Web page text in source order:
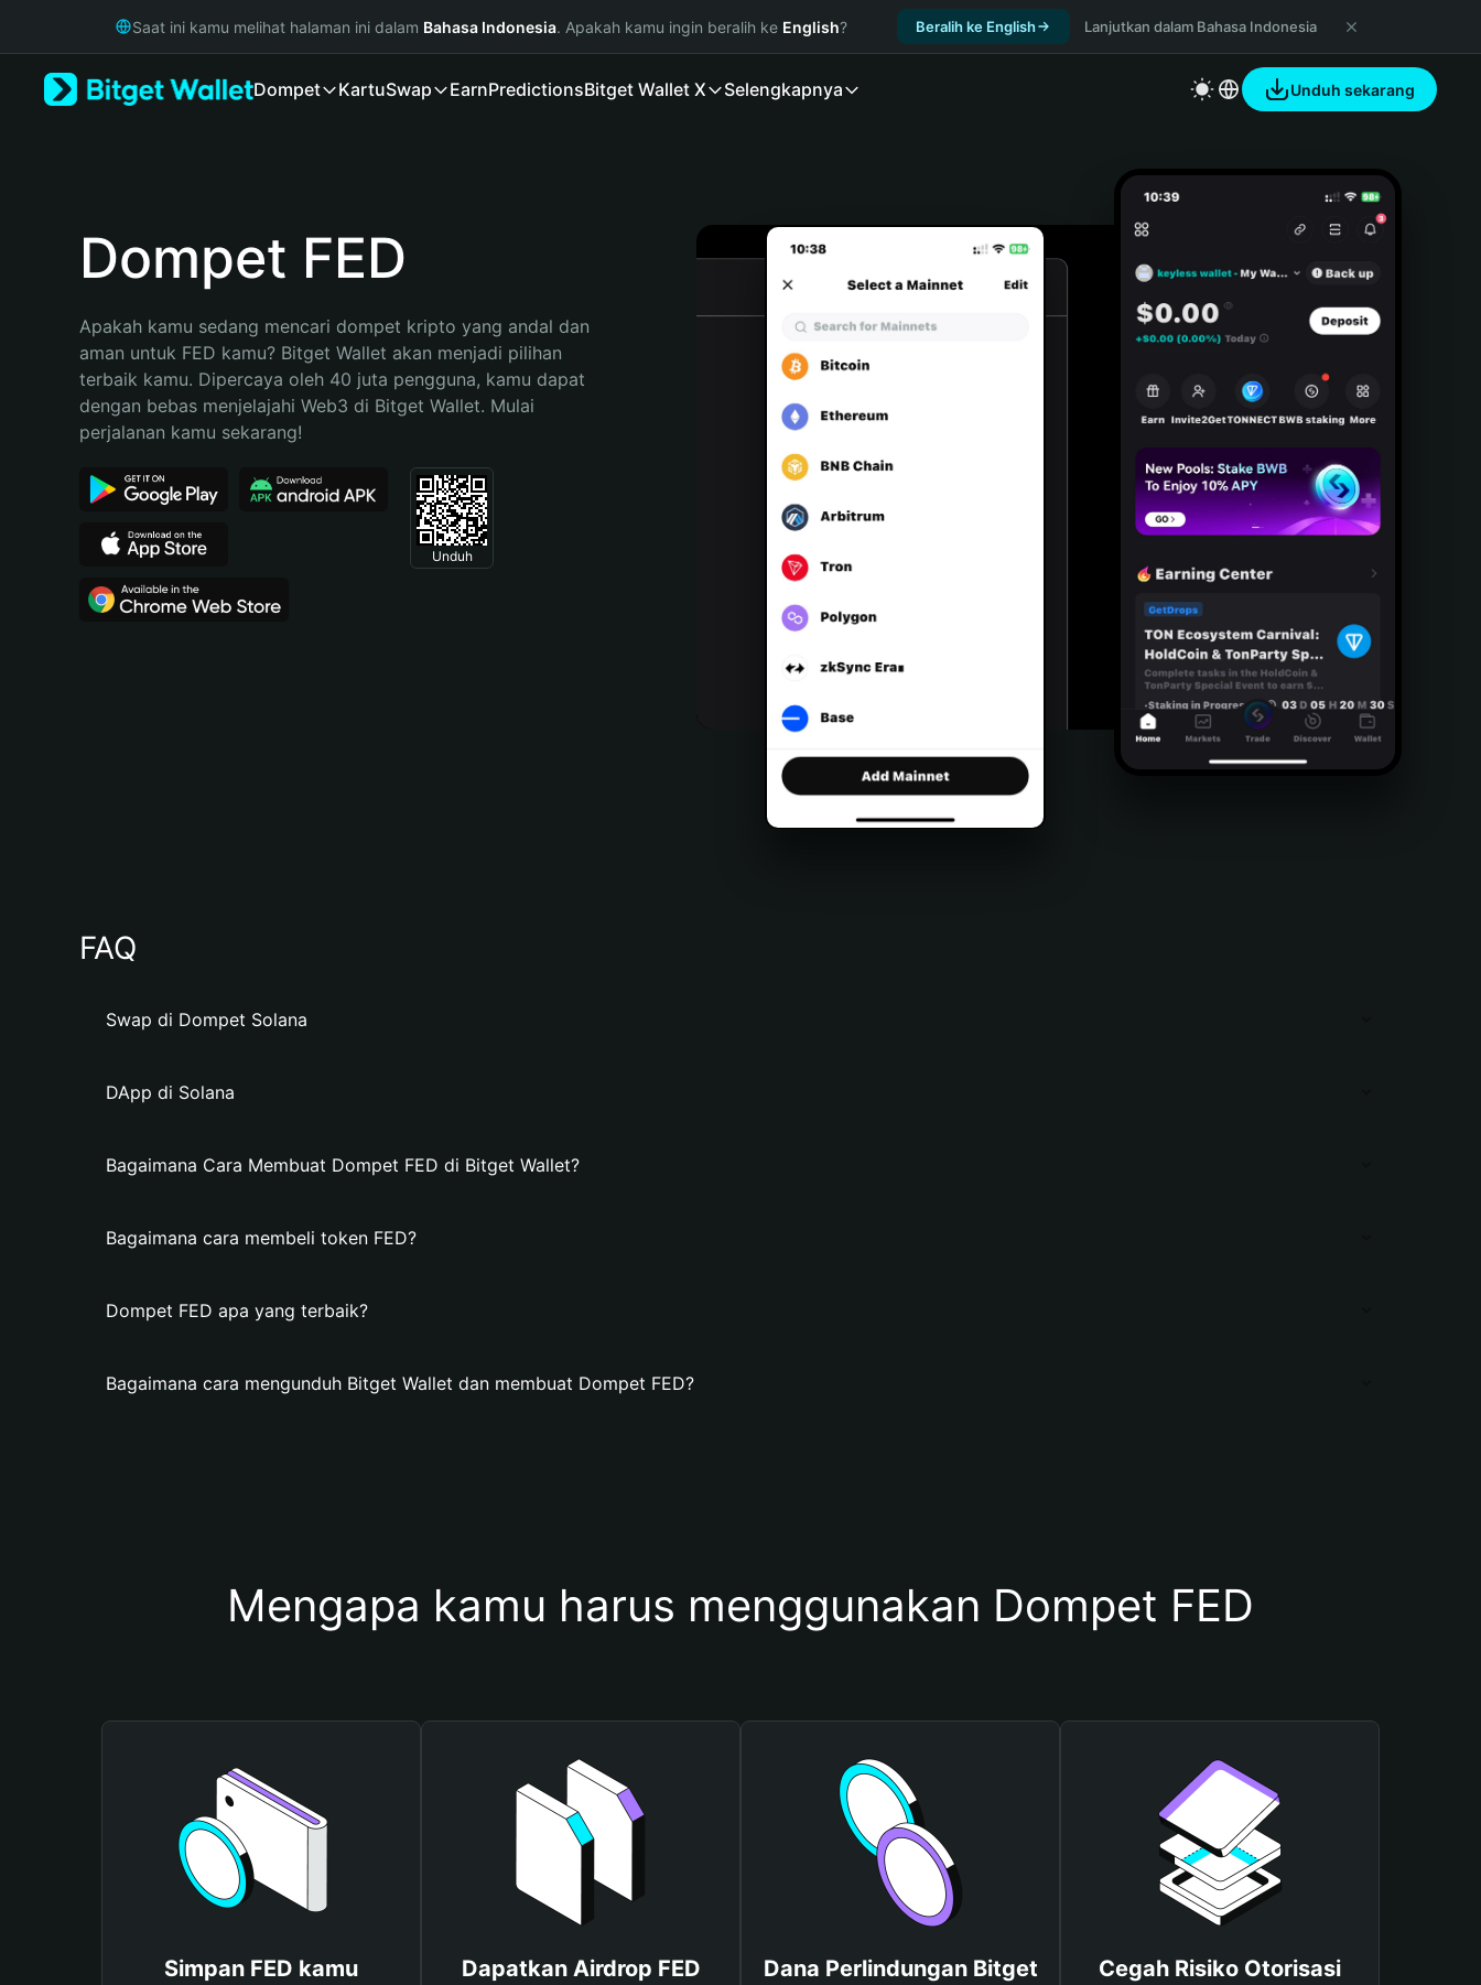
Русский
Bahasa Indonesia
Español (Argentina)
Saat ini kamu melihat halaman ini dalam Bahasa Indonesia. Apakah kamu ingin beralih ke English? Beralih ke English Lanjutkan dalam Bahasa Indonesia
Dompet KartuSwap EarnPredictionsBitget Wallet X Selengkapnya Unduh sekarang
Dompet FED
Apakah kamu sedang mencari dompet kripto yang andal dan
aman untuk FED kamu? Bitget Wallet akan menjadi pilihan
terbaik kamu. Dipercaya oleh 40 juta pengguna, kamu dapat
dengan bebas menjelajahi Web3 di Bitget Wallet. Mulai
perjalanan kamu sekarang!
Unduh
FAQ
Swap di Dompet Solana
DApp di Solana
Bagaimana Cara Membuat Dompet FED di Bitget Wallet?
Bagaimana cara membeli token FED?
Dompet FED apa yang terbaik?
Bagaimana cara mengunduh Bitget Wallet dan membuat Dompet FED?
Mengapa kamu harus menggunakan Dompet FED
Simpan FED kamu
Dapatkan Airdrop FED
Dana Perlindungan Bitget
Cegah Risiko Otorisasi